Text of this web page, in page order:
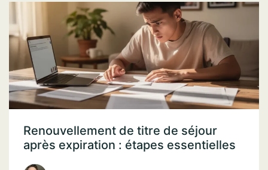
Renouvellement de titre de séjour
après expiration : étapes essentielles